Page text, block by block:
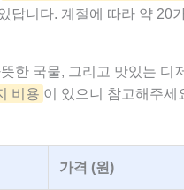
답니다. 계절에 따라 약 20
한 국물, 그리고 맛있는 디
비용 이 있으니 참고해주세
가격 (원)